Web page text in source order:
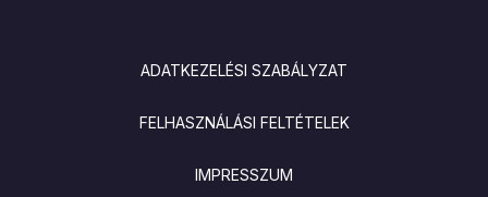
ADATKEZELÉSI SZABÁLYZAT
FELHASZNÁLÁSI FELTÉTELEK
IMPRESSZUM